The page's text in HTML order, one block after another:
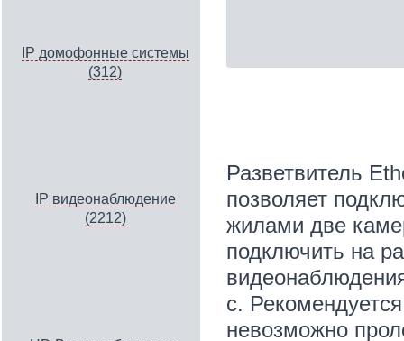
IP домофонные системы
(312)
IP видеонаблюдение
(2212)
Разветвитель
позволяет
жилами две
подключить на
с.
невозможно